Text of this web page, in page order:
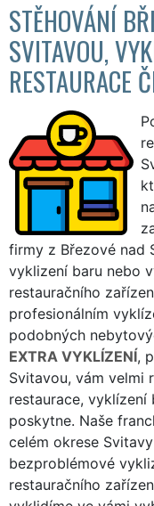
STĚHOVÁNÍ
SVITAVOU,
RESTAURACE
firmy z Březové nad
vyklizení baru nebo
restauračního
profesionálním
podobných
EXTRA VYKLÍZENÍ,
Svitavou, vám velmi
restaurace,
poskytne. Naše
celém okrese
bezproblémové
restauračního